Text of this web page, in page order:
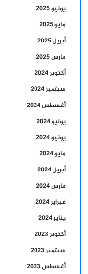
يونيو 2025
مايو 2025
أبريل 2025
مارس 2025
أكتوبر 2024
سبتمبر 2024
أغسطس 2024
يوليو 2024
يونيو 2024
مايو 2024
أبريل 2024
مارس 2024
فبراير 2024
يناير 2024
أكتوبر 2023
سبتمبر 2023
أغسطس 2023